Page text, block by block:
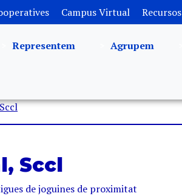
Campus Virtual Recursos
Representem Agrupem
Sccl
de joguines de proximitat